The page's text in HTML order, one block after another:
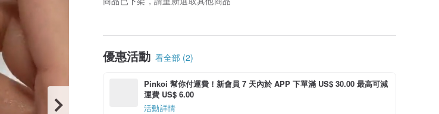
優惠活動 看全部 (2)
Pinkoi 幫你付運費！新會員 7 天內於 APP 下單滿 US$ 30.00 最高可減
運費 US$ 6.00
活動詳情